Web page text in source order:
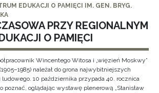
EDUKACJI O PAMIĘCI IM. GEN. BRYG.
PRZY REGIONALNYM
O PAMIĘCI
Wincentego Witosa i „więzień Moskwy”
należał do grona najwybitniejszych
10 października przypada 40. rocznica
poznać, oglądając wystawę plenerową „Stanisław